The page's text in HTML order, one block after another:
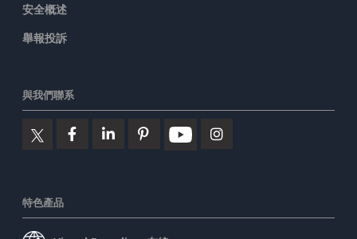
安全概述
舉報投訴
與我們聯系
特色產品